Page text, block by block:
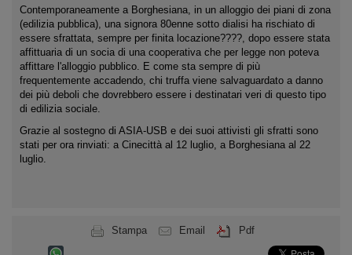
Contemporaneamente a Borghesiana, in un alloggio dei piani di zona
(edilizia pubblica), una signora 80enne sotto dialisi ha rischiato di
essere sfrattata, sempre per finita locazione????, dopo essere stata
affittuaria di un socia di una cooperativa che per legge non poteva
affittare l'alloggio pubblico. E come sta sempre di più
frequentemente accadendo, chi truffa viene salvaguardato a danno
dei più deboli che dovrebbero essere i destinatari veri di questo tipo
di edilizia sociale.
Grazie al sostegno di ASIA-USB e dei suoi attivisti gli sfratti sono
stati per ora rinviati: a Cinecittà al 12 luglio, a Borghesiana al 22
luglio.
Stampa Email Pdf